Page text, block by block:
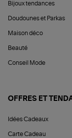
Bijoux tendances
Doudounes et Parkas
Maison déco
Beauté
Conseil Mode
OFFRES ET
Idées Cadeaux
Carte Cadeau